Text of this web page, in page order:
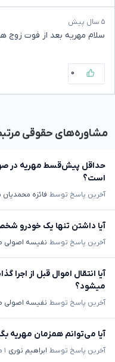
۵ سال پیش
سلام مهریه بعد از فوت زوج
۰
مشاوره‌های حقوقی
حداقل پیش‌قسط مهریه در
است؟
آخرین پاسخ توسط فائزه
آیا داشتن تنها یک خودرو
آخرین پاسخ توسط نفیسه اصولی
آیا انتقال اموال قبل از
میشود؟
آخرین پاسخ توسط نفیسه اصولی
آیا می‌توانم همزمان مهریه
آخرین پاسخ توسط ابراهیم نوری ۱ ماه پیش